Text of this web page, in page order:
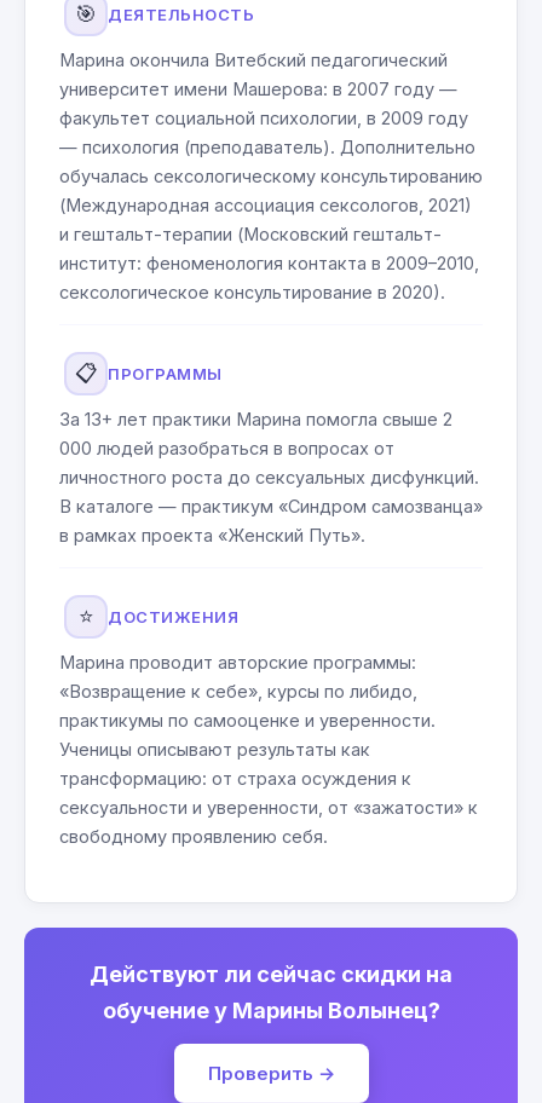
🎯 ДЕЯТЕЛЬНОСТЬ
Марина окончила Витебский педагогический
университет имени Машерова: в 2007 году —
факультет социальной психологии, в 2009 году
— психология (преподаватель). Дополнительно
обучалась сексологическому консультированию
(Международная ассоциация сексологов, 2021)
и гештальт-терапии (Московский гештальт-
институт: феноменология контакта в 2009–2010,
сексологическое консультирование в 2020).
📋 ПРОГРАММЫ
За 13+ лет практики Марина помогла свыше 2
000 людей разобраться в вопросах от
личностного роста до сексуальных дисфункций.
В каталоге — практикум «Синдром самозванца»
в рамках проекта «Женский Путь».
⭐ ДОСТИЖЕНИЯ
Марина проводит авторские программы:
«Возвращение к себе», курсы по либидо,
практикумы по самооценке и уверенности.
Ученицы описывают результаты как
трансформацию: от страха осуждения к
сексуальности и уверенности, от «зажатости» к
свободному проявлению себя.
Действуют ли сейчас скидки на
обучение у Марины Волынец?
Проверить →